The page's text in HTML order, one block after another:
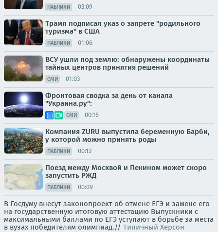
ПАБЛИКИ 03:09
Трамп подписал указ о запрете "родильного
туризма" в США
ПАБЛИКИ 01:06
ВСУ ушли под землю: обнаружены координаты
тайных центров принятия решений
СМИ 01:03
Фронтовая сводка за день от канала
"Украина.ру":
СМИ 00:16
Компания ZURU выпустила беременную Барби,
у которой можно принять роды
ПАБЛИКИ 00:12
Поезд между Москвой и Пекином может скоро
запустить РЖД
ПАБЛИКИ 00:09
В Госдуму внесут законопроект об отмене ЕГЭ и замене его
на государственную итоговую аттестацию Выпускники с
максимальными баллами по ЕГЭ уступают в борьбе за места
в вузах победителям олимпиад.// Типичный Херсон